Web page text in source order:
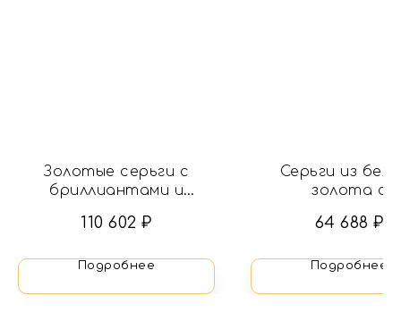
Золотые серьги с
бриллиантами и
110 602 ₽
Подробнее
Серьги из
золота с
64 688 ₽
Подробнее